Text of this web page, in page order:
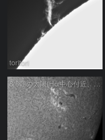
toritori
8/6朝の太陽(Hα中心付近、4498、4502付近)